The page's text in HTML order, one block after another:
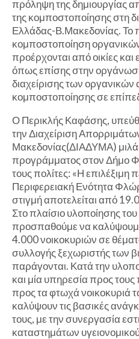
πρόληψη της δημιουργίας
της κομποστοποίησης στη
Ελλάδας-Β.Μακεδονίας. Το
κομποστοποίηση
προέρχονται από οικίες και
όπως επίσης στην
διαχείρισης των
κομποστοποίησης σε
Ο Περικλής Καφάσης,
την Διαχείριση
Μακεδονίας(ΔΙΑΔΥΜΑ) μιλά
προγράμματος στον Δήμο
τους πολίτες: «Η επιλέξιμη
Περιφερειακή Ενότητα
στιγμή αποτελείται από
Στο πλαίσιο υλοποίησης
προσπαθούμε να
4.000 νοικοκυριών σε
συλλογής ξεχωριστής των
παράγονται. Κατά την
και μία υπηρεσία προς τους
προς τα φτωχά νοικοκυριά
καλύψουν τις βασικές
τους, με την συνεργασία
καταστημάτων